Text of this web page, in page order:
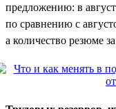
предложению: в
по сравнению с
а количество резюме